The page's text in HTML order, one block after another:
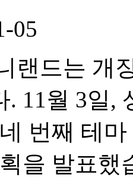
05
랜드는 개
. 11월 3일,
번째 테
을 발표했